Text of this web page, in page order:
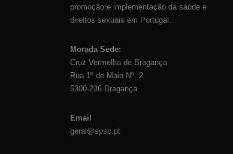
promoção e implementação da saúde e
direitos sexuais em Portugal.
Morada Sede:
Cruz Vermelha de Bragança
Rua 1º de Maio Nº. 2
5300-236 Bragança
Email
geral@spsc.pt